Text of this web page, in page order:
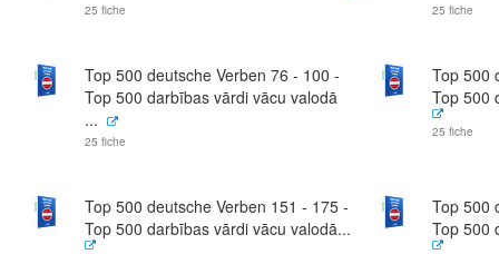
25 fiche 25 fiche
Top 500 deutsche Verben 76 - 100 -
Top 500 darbības vārdi vācu valodā
...
25 fiche
Top 500
Top 500
25 fiche
Top 500 deutsche Verben 151 - 175 -
Top 500 darbības vārdi vācu valodā...
Top 500
Top 500